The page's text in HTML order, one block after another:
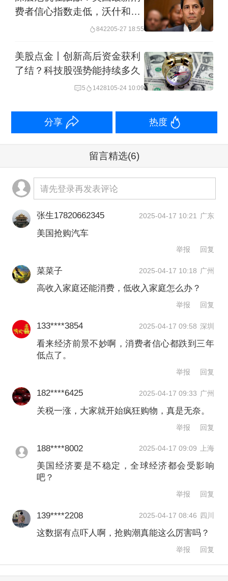
国内生产总值GDP将以0.1%的速度收
缩，远低于月初近3%的预测。相比之
经济风险或仍在酝酿
随着股市抛售和消费者情绪在特朗普关
税造成的经济前景黯淡中暴跌，消费端
荷兰国际集团首席国际经济学家奈特利
（James Knightley）在发给第一财经记
者的报告中表示：“虽然我们可能会避免
第一季度国内生产总值出现负增长，但
这只会勉强超过零，第二季度的潜在反
弹不太可能是巨大的，因为在消费者信
心面临压力之际，关税很快就会被注意
因此，3月零售反弹势头可能是短暂的。
密歇根大学上周公布的消费者信心指数
接近三年低点，12个月通胀预期逼近
7%，为1981年以来的最高水平。作为马
斯克领衔政府效率部（DOGE）精简政
府运动一部分，大规模裁员公共工作人
员也给士气带来了压力，并可能拖累支
出。任何额外的压力都可能对低收入家
庭造成特别大的压力。富国银行（Wells
Fargo）首席执行官沙尔夫（Charlie
Scharf）最近警告称，不太富裕的客户
费者信心指数走低，沃什和美
842205-27 18:55
美股点金丨创新高后资金获利
了结？科技股强势能持续多久
5 1428105-24 10:09
分享 热度
留言精选(6)
请先登录再发表评论
张生17820662345 2025-04-17 10:21 广东
美国抢购汽车
举报 回复
菜菜子 2025-04-17 10:18 广州
高收入家庭还能消费，低收入家庭怎么办？
举报 回复
133****3854 2025-04-17 09:58 深圳
看来经济前景不妙啊，消费者信心都跌到三年
低点了。
举报 回复
182****6425 2025-04-17 09:33 广州
关税一涨，大家就开始疯狂购物，真是无奈。
举报 回复
188****8002 2025-04-17 09:09 上海
美国经济要是不稳定，全球经济都会受影响
吧？
举报 回复
139****2208 2025-04-17 08:46 四川
这数据有点吓人啊，抢购潮真能这么厉害吗？
举报 回复